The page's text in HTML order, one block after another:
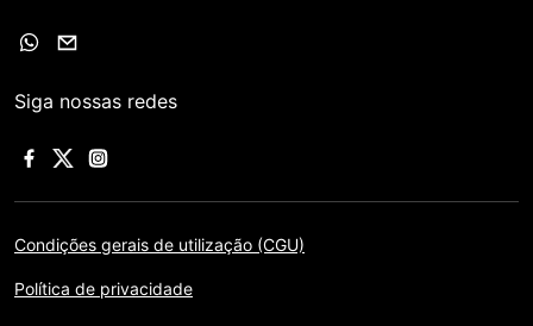
Siga nossas redes
Condições gerais de utilização (CGU)
Política de privacidade